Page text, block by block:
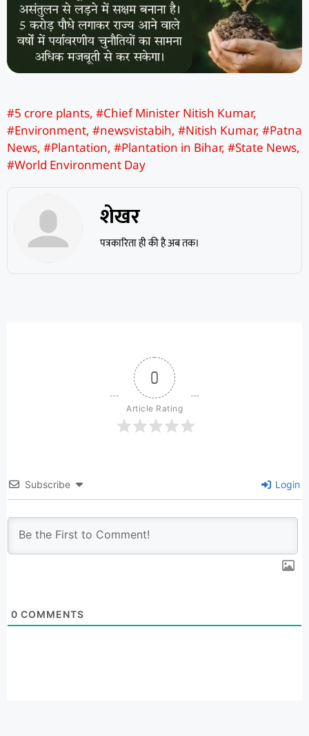
#5 crore plants, #Chief Minister Nitish Kumar,
#Environment, #newsvistabih, #Nitish Kumar, #Patna
News, #Plantation, #Plantation in Bihar, #State News,
#World Environment Day
शेखर
पत्रकारिता ही की है अब तक।
0
Article Rating
Subscribe Login
0 COMMENTS